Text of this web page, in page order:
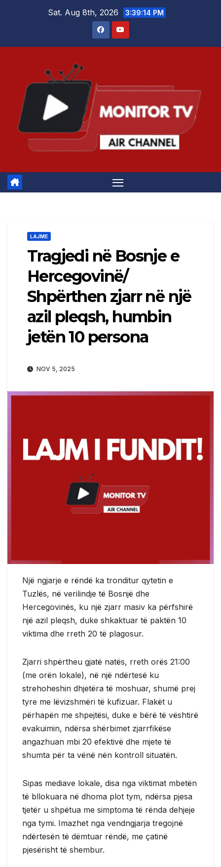
Sat. Aug 8th, 2026 3:39:15 PM
LAJME
Tragjedi në Bosnje e
Hercegovinë/
Shpërthen zjarr në një
azil pleqsh, humbin
jetën 10 persona
NOV 5, 2025
Një ngjarje e rëndë ka tronditur qytetin e
Tuzlës, në verilindje të Bosnjë dhe
Hercegovinës, ku një zjarr masiv ka përfshirë
një azil pleqsh, duke shkaktuar të paktën 10
viktima dhe rreth 20 të plagosur.
Zjarri shpërtheu gjatë natës, rreth orës 21:00
(me orën lokale), në një ndërtesë ku
strehoheshin dhjetëra të moshuar, shumë prej
tyre me lëvizshmëri të kufizuar. Flakët u
përhapën me shpejtësi, duke e bërë të vështirë
evakuimin, ndërsa shërbimet zjarrfikëse
angazhuan mbi 20 efektivë dhe mjete të
shumta për ta vënë nën kontroll situatën.
Sipas mediave lokale, disa nga viktimat mbetën
të bllokuara në dhoma plot tym, ndërsa pjesa
tjetër u shpëtua me simptoma të rënda dehjeje
nga tymi. Imazhet nga vendngjarja tregojnë
ndërtesën të dëmtuar rëndë, me çatinë
pjesërisht të shembur.